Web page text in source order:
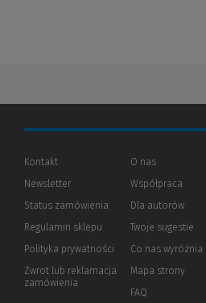
Kontakt
Newsletter
Status zamówienia
Regulamin sklepu
Polityka prywatności (Nowe
(Link
innej
Zwrot lub reklamacja
zamówienia
O nas
Współpraca
Dla autorów(Nowe
(Link
innej
Twoje sugestie
Co nas wyróżnia
Mapa strony
FAQ